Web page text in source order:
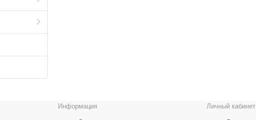
Информация
Личный кабинет